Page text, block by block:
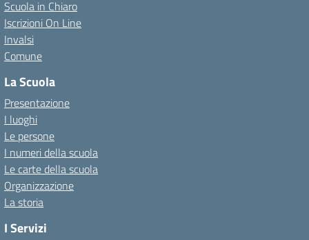
Scuola in Chiaro
Iscrizioni On Line
Invalsi
Comune
La Scuola
Presentazione
I luoghi
Le persone
I numeri della scuola
Le carte della scuola
Organizzazione
La storia
I Servizi